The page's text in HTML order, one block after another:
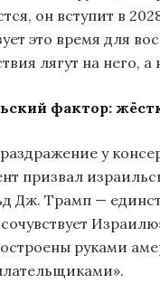
он вступит в
это время для
лягут на него, а
фактор:
у
призвал
Дж. Трамп —
руками